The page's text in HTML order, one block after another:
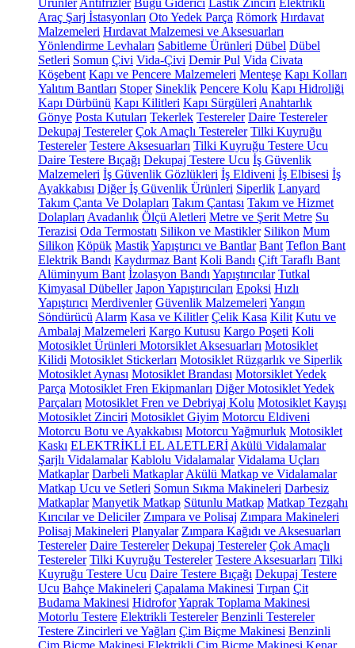
Ürünler Antifrizler Buğu Giderici Lastik Zinciri Elektrikli
Araç Şarj İstasyonları Oto Yedek Parça Römork Hırdavat
Malzemeleri Hırdavat Malzemesi ve Aksesuarları
Yönlendirme Levhaları Sabitleme Ürünleri Dübel Dübel
Setleri Somun Çivi Vida-Çivi Demir Pul Vida Civata
Köşebent Kapı ve Pencere Malzemeleri Menteşe Kapı Kolları
Yalıtım Bantları Stoper Sineklik Pencere Kolu Kapı Hidroliği
Kapı Dürbünü Kapı Kilitleri Kapı Sürgüleri Anahtarlık
Gönye Posta Kutuları Tekerlek Testereler Daire Testereler
Dekupaj Testereler Çok Amaçlı Testereler Tilki Kuyruğu
Testereler Testere Aksesuarları Tilki Kuyruğu Testere Ucu
Daire Testere Bıçağı Dekupaj Testere Ucu İş Güvenlik
Malzemeleri İş Güvenlik Gözlükleri İş Eldiveni İş Elbisesi İş
Ayakkabısı Diğer İş Güvenlik Ürünleri Siperlik Lanyard
Takım Çanta Ve Dolapları Takım Çantası Takım ve Hizmet
Dolapları Avadanlık Ölçü Aletleri Metre ve Şerit Metre Su
Terazisi Oda Termostatı Silikon ve Mastikler Silikon Mum
Silikon Köpük MastikYapıştırıcı ve Bantlar Bant Teflon Bant
Elektrik Bandı Kaydırmaz Bant Koli Bandı Çift Taraflı Bant
Alüminyum Bant İzolasyon Bandı Yapıştırıcılar Tutkal
Kimyasal Dübeller Japon Yapıştırıcıları Epoksi Hızlı
Yapıştırıcı Merdivenler Güvenlik Malzemeleri Yangın
Söndürücü Alarm Kasa ve Kilitler Çelik Kasa Kilit Kutu ve
Ambalaj Malzemeleri Kargo Kutusu Kargo Poşeti Koli
Motosiklet Ürünleri Motorsiklet Aksesuarları Motosiklet
Kilidi Motosiklet Stickerları Motosiklet Rüzgarlık ve Siperlik
Motosiklet Aynası Motosiklet Brandası Motorsiklet Yedek
Parça Motosiklet Fren Ekipmanları Diğer Motosiklet Yedek
Parçaları Motosiklet Fren ve Debriyaj Kolu Motosiklet Kayışı
Motosiklet Zinciri Motosiklet Giyim Motorcu Eldiveni
Motorcu Botu ve Ayakkabısı Motorcu Yağmurluk Motosiklet
Kaskı ELEKTRİKLİ EL ALETLERİ Akülü Vidalamalar
Şarjlı Vidalamalar Kablolu Vidalamalar Vidalama Uçları
Matkaplar Darbeli Matkaplar Akülü Matkap ve Vidalamalar
Matkap Ucu ve Setleri Somun Sıkma Makineleri Darbesiz
Matkaplar Manyetik Matkap Sütunlu Matkap Matkap Tezgahı
Kırıcılar ve Deliciler Zımpara ve Polisaj Zımpara Makineleri
Polisaj Makineleri Planyalar Zımpara Kağıdı ve Aksesuarları
Testereler Daire Testereler Dekupaj Testereler Çok Amaçlı
Testereler Tilki Kuyruğu Testereler Testere Aksesuarları Tilki
Kuyruğu Testere Ucu Daire Testere Bıçağı Dekupaj Testere
Ucu Bahçe Makineleri Çapalama Makinesi Tırpan Çit
Budama Makinesi HidroforYaprak Toplama Makinesi
Motorlu Testere Elektrikli Testereler Benzinli Testereler
Testere Zincirleri ve Yağları Çim Biçme Makinesi Benzinli
Çim Biçme Makinesi Elektrikli Çim Biçme Makinesi Kenar